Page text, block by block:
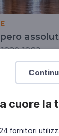
cuore la
fornitori
1982